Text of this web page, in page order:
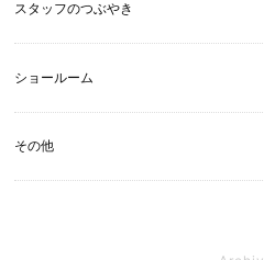
スタッフのつぶやき
ショールーム
その他